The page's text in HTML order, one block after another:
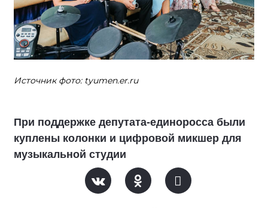
Источник фото: tyumen.er.ru
При поддержке депутата-единоросса были
куплены колонки и цифровой микшер для
музыкальной студии